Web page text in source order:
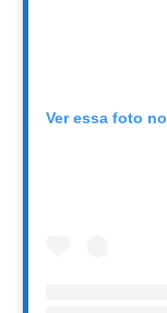
Ver essa foto